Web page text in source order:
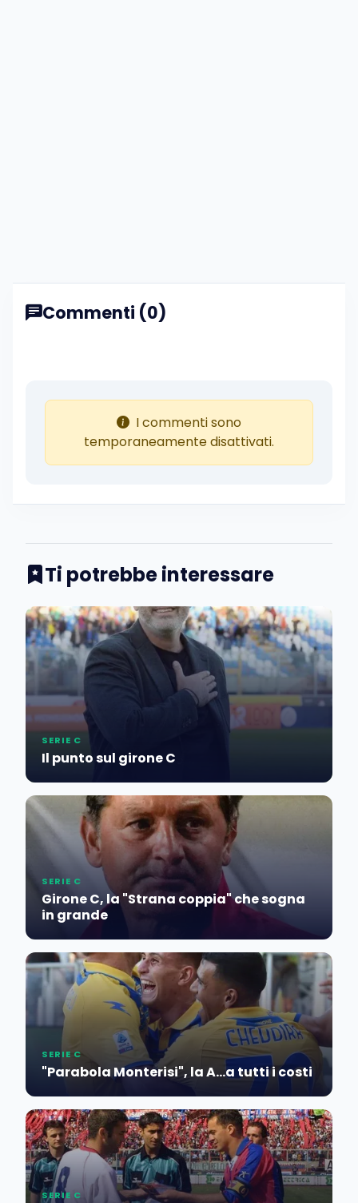
Commenti (0)
I commenti sono
temporaneamente disattivati.
Ti potrebbe interessare
SERIE C
Il punto sul girone C
SERIE C
Girone C, la "Strana coppia" che sogna
in grande
SERIE C
"Parabola Monterisi", la A...a tutti i costi
SERIE C